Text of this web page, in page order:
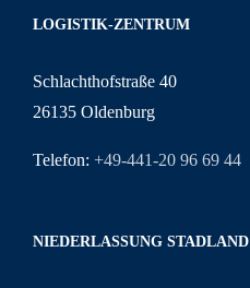
LOGISTIK-ZENTRUM
Schlachthofstraße 40
26135 Oldenburg
Telefon: +49-441-20 96 69 44
NIEDERLASSUNG STADLAND